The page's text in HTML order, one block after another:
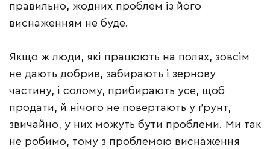
правильно, жодних проблем із його
виснаженням не буде.
Якщо ж люди, які працюють на полях, зовсім
не дають добрив, забирають і зернову
частину, і солому, прибирають усе, щоб
продати, й нічого не повертають у ґрунт,
звичайно, у них можуть бути проблеми. Ми так
не робимо, тому з проблемою виснаження